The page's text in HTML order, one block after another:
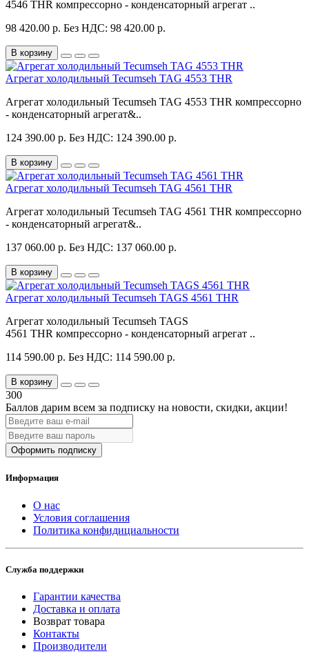
4546 THR компрессорно - конденсаторный агрегат ..
98 420.00 р. Без НДС: 98 420.00 р.
В корзину
Агрегат холодильный Tecumseh TAG 4553 THR
Агрегат холодильный Tecumseh TAG 4553 THR компрессорно
- конденсаторный агрегат&..
124 390.00 р. Без НДС: 124 390.00 р.
В корзину
Агрегат холодильный Tecumseh TAG 4561 THR
Агрегат холодильный Tecumseh TAG 4561 THR компрессорно
- конденсаторный агрегат&..
137 060.00 р. Без НДС: 137 060.00 р.
В корзину
Агрегат холодильный Tecumseh TAGS 4561 THR
Агрегат холодильный Tecumseh TAGS
4561 THR компрессорно - конденсаторный агрегат ..
114 590.00 р. Без НДС: 114 590.00 р.
В корзину
300
Баллов дарим всем за подписку на новости, скидки, акции!
Оформить подписку
Информация
О нас
Условия соглашения
Политика конфидициальности
Служба поддержки
Гарантии качества
Доставка и оплата
Возврат товара
Контакты
Производители